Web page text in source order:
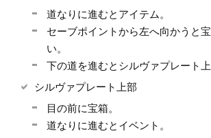
道なりに進むとアイテム。
セーブポイントから左へ向かうと
い。
下の道を進むとシルヴァプレート上
シルヴァプレート上部
目の前に宝箱。
道なりに進むとイベント。